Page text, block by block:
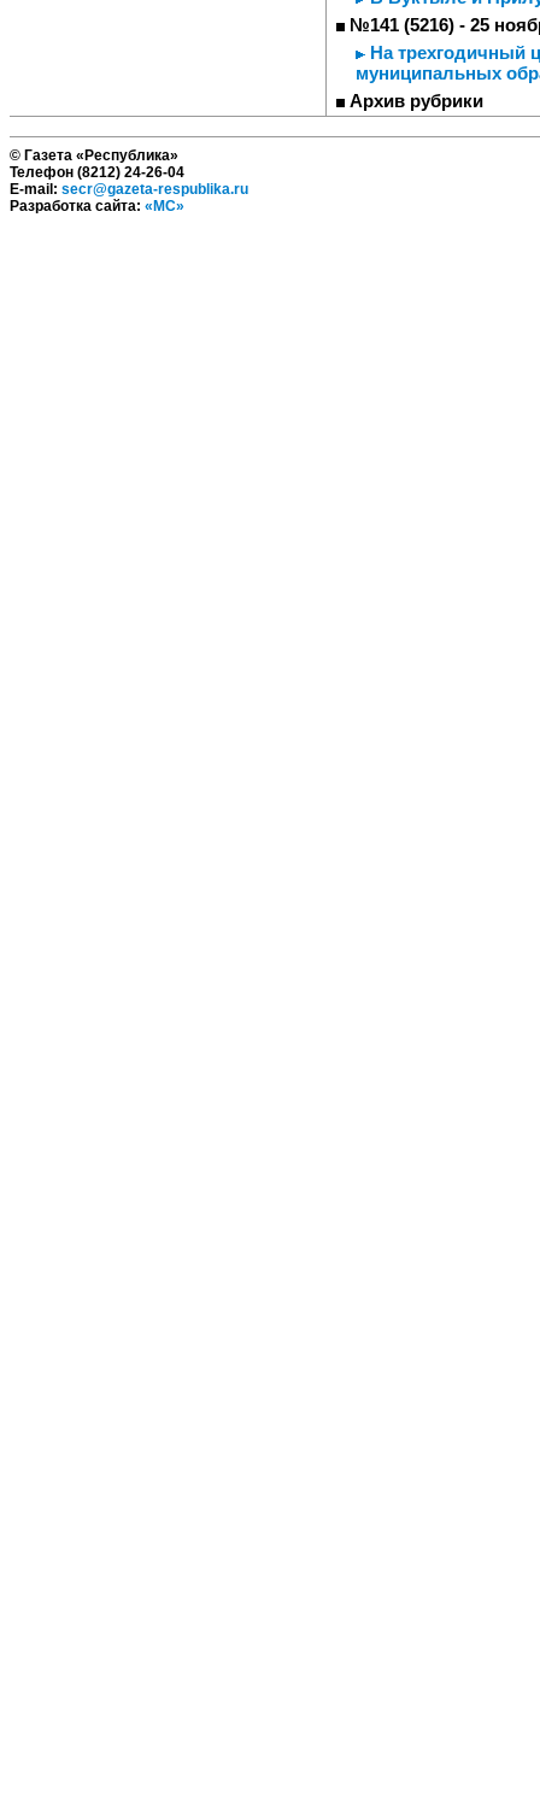
№141 (5216) - 25
На трехгодичный
муниципальных
Архив рубрики
© Газета «Республика»
Телефон (8212) 24-26-04
E-mail: secr@gazeta-respublika.ru
Разработка сайта: «МС»